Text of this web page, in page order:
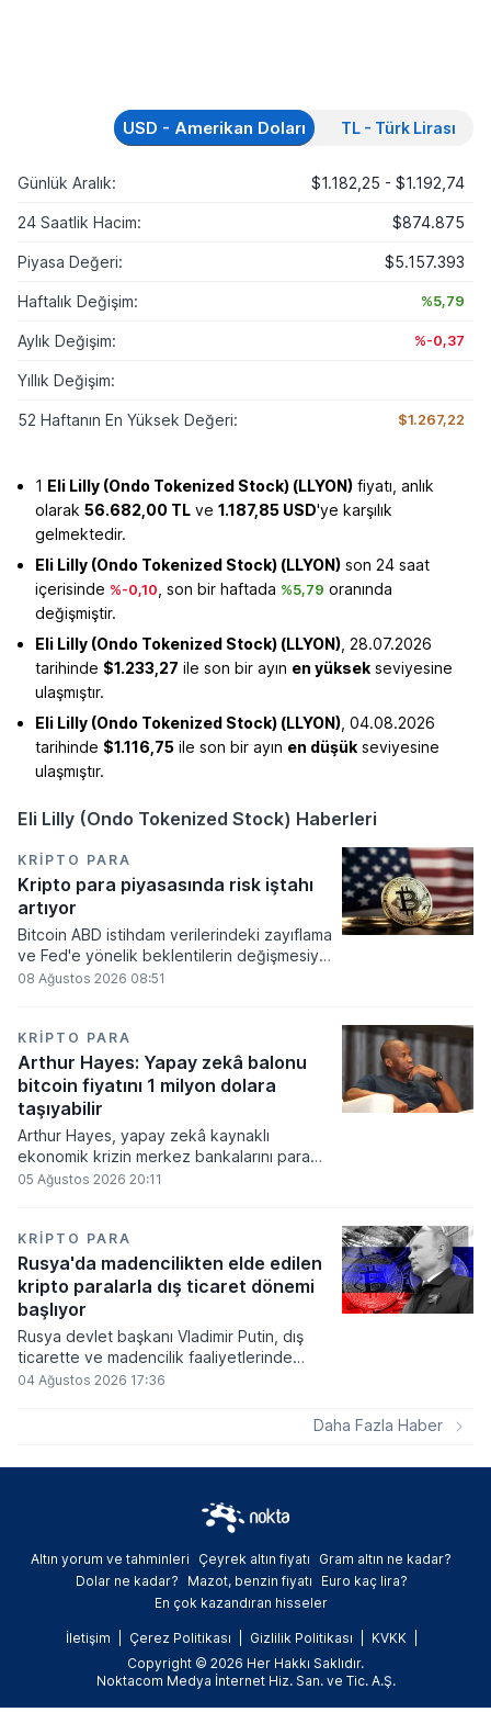
USD - Amerikan Doları TL - Türk Lirası
Günlük Aralık: $1.182,25 - $1.192,74
24 Saatlik Hacim: $874.875
Piyasa Değeri: $5.157.393
Haftalık Değişim: %5,79
Aylık Değişim: %-0,37
Yıllık Değişim:
52 Haftanın En Yüksek Değeri: $1.267,22
1 Eli Lilly (Ondo Tokenized Stock) (LLYON) fiyatı, anlık
olarak 56.682,00 TL ve 1.187,85 USD'ye karşılık
gelmektedir.
Eli Lilly (Ondo Tokenized Stock) (LLYON) son 24 saat
içerisinde %-0,10 , son bir haftada %5,79 oranında
değişmiştir.
Eli Lilly (Ondo Tokenized Stock) (LLYON) , 28.07.2026
tarihinde $1.233,27 ile son bir ayın en yüksek seviyesine
ulaşmıştır.
Eli Lilly (Ondo Tokenized Stock) (LLYON) , 04.08.2026
tarihinde $1.116,75 ile son bir ayın en düşük seviyesine
ulaşmıştır.
Eli Lilly (Ondo Tokenized Stock) Haberleri
KRIPTO PARA
Kripto para piyasasında risk iştahı
artıyor
Bitcoin ABD istihdam verilerindeki zayıflama
ve Fed'e yönelik beklentilerin değişmesiyle
haftayı yükselişle kapattı. Kripto para
açıklanacak enflasyon rakamlarına ve
küresel gelişmelere çevrildi.
08 Ağustos 2026 08:51
KRIPTO PARA
Arthur Hayes: Yapay zekâ balonu
bitcoin fiyatını 1 milyon dolara
taşıyabilir
Arthur Hayes, yapay zekâ kaynaklı
ekonomik krizin merkez bankalarını para
basmaya zorlayacağını ve bu durumun
kayıplarının tetikleyeceği kredi krizinin
küresel likidite artışına yol açacağını belirtti
ve bitcoinin bu süreçte en hızlı tepki veren
varlık olacağı vurguladı.
05 Ağustos 2026 20:11
KRIPTO PARA
Rusya'da madencilikten elde edilen
kripto paralarla dış ticaret dönemi
başlıyor
Rusya devlet başkanı Vladimir Putin, dış
ticarette ve madencilik faaliyetlerinde
kripto varlıkların kullanımına onay veren
04 Ağustos 2026 17:36
Daha Fazla Haber
Altın yorum ve tahminleri Çeyrek altın fiyatı
Gram altın ne kadar?
Dolar ne kadar?
Mazot, benzin fiyatı
Euro kaç lira?
En çok kazandıran hisseler
İletişim Çerez Politikası Gizlilik Politikası
KVKK
Copyright © 2026 Her Hakkı Saklıdır.
Noktacom Medya İnternet Hiz. San. ve Tic. A.Ş.